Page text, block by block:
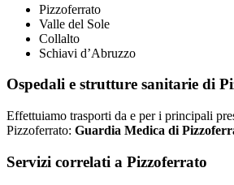
Pizzoferrato
Valle del Sole
Collalto
Schiavi d’Abruzzo
Ospedali e strutture sanitarie di
Effettuiamo trasporti da e per i principali
Pizzoferrato: Guardia Medica di
Servizi correlati a Pizzoferrato